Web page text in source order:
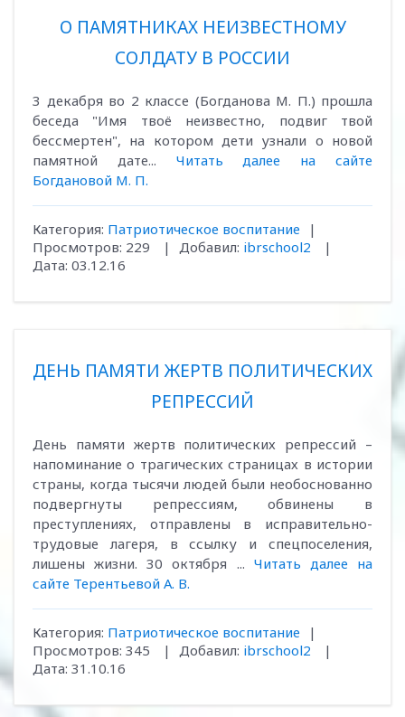
О ПАМЯТНИКАХ НЕИЗВЕСТНОМУ
СОЛДАТУ В РОССИИ
3 декабря во 2 классе (Богданова М. П.) прошла
беседа "Имя твоё неизвестно, подвиг твой
бессмертен", на котором дети узнали о новой
памятной дате... Читать далее на сайте
Богдановой М. П.
Категория: Патриотическое воспитание
|
Просмотров: 229 | Добавил: ibrschool2
|
Дата: 03.12.16
ДЕНЬ ПАМЯТИ ЖЕРТВ ПОЛИТИЧЕСКИХ
РЕПРЕССИЙ
День памяти жертв политических репрессий –
напоминание о трагических страницах в истории
страны, когда тысячи людей были необоснованно
подвергнуты репрессиям, обвинены в
преступлениях, отправлены в исправительно-
трудовые лагеря, в ссылку и спецпоселения,
лишены жизни. 30 октября ... Читать далее на
сайте Терентьевой А. В.
Категория: Патриотическое воспитание
|
Просмотров: 345 | Добавил: ibrschool2
|
Дата: 31.10.16